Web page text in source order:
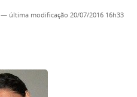
— última modificação 20/07/2016 16h33